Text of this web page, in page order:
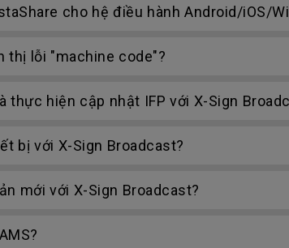
cho hệ điều hành Android/iOS/
thị lỗi "machine code"?
thực hiện cập nhật IFP với X-Sign
bị với X-Sign Broadcast?
mới với X-Sign Broadcast?